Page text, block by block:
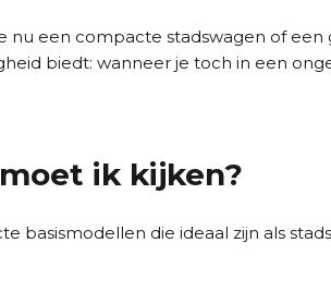
nu een compacte stadswagen of
biedt: wanneer je toch in een
ik kijken?
basismodellen die ideaal zijn als